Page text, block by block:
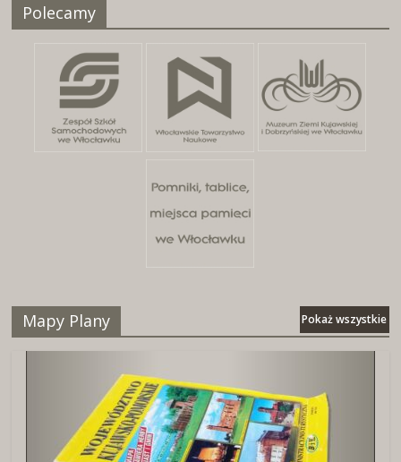
Polecamy
Mapy Plany Pokaż wszystkie